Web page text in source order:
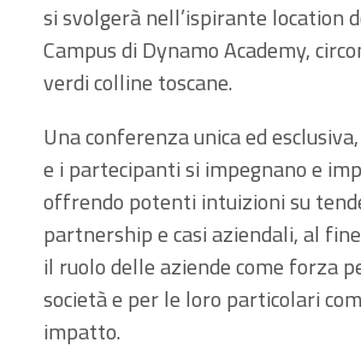
si svolgerà nell’ispirante location
Campus di Dynamo Academy,
verdi colline toscane.
Una conferenza unica ed
e i partecipanti si impegnano e
offrendo potenti intuizioni su
partnership e casi aziendali, al
il ruolo delle aziende come forza
società e per le loro particolari
impatto.